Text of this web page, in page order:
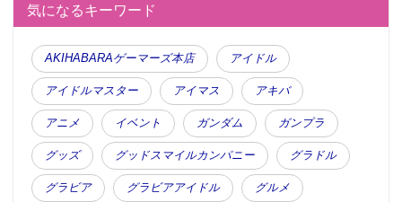
気になるキーワード
AKIHABARAゲーマーズ本店 アイドル
アイドルマスター アイマス アキバ
アニメ イベント ガンダム ガンプラ
グッズ グッドスマイルカンパニー グラドル
グラビア グラビアアイドル グルメ